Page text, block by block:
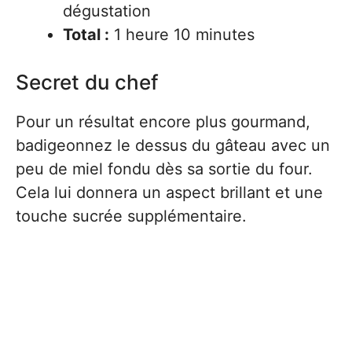
dégustation
Total : 1 heure 10 minutes
Secret du chef
Pour un résultat encore plus gourmand,
badigeonnez le dessus du gâteau avec un
peu de miel fondu dès sa sortie du four.
Cela lui donnera un aspect brillant et une
touche sucrée supplémentaire.